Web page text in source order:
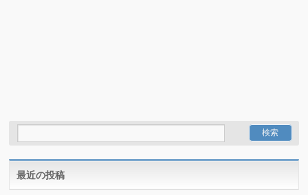
最近の投稿